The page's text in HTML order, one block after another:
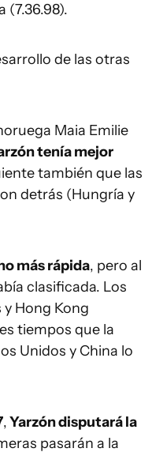
(7.36.98).
de las otras
Maia Emilie
tenía mejor
también que las
detrás (Hungría y
más rápida, pero al
clasificada. Los
y Hong Kong
tiempos que la
Unidos y China lo
,Yarzón disputará la
pasarán a la